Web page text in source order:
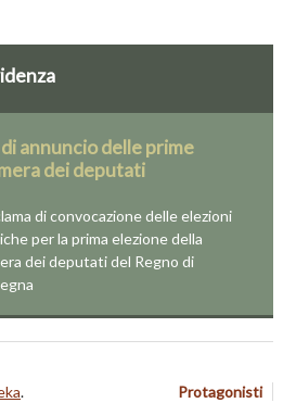
di annuncio delle prime
dei deputati
di convocazione delle elezioni
per la prima elezione della
dei deputati del Regno di
Protagonisti
.